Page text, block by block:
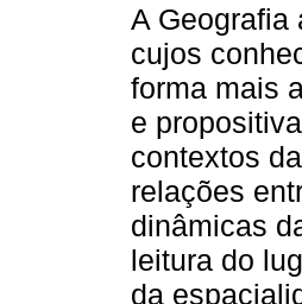
A Geografia
cujos
forma mais
e
contextos
relações
dinâmicas
leitura do
da